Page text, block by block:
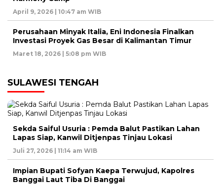
April 9, 2026 | 10:47 am WIB
Perusahaan Minyak Italia, Eni Indonesia Finalkan
Investasi Proyek Gas Besar di Kalimantan Timur
Maret 18, 2026 | 5:08 pm WIB
SULAWESI TENGAH
Sekda Saiful Usuria : Pemda Balut Pastikan Lahan
Lapas Siap, Kanwil Ditjenpas Tinjau Lokasi
Juli 27, 2026 | 11:14 am WIB
Impian Bupati Sofyan Kaepa Terwujud, Kapolres
Banggai Laut Tiba Di Banggai